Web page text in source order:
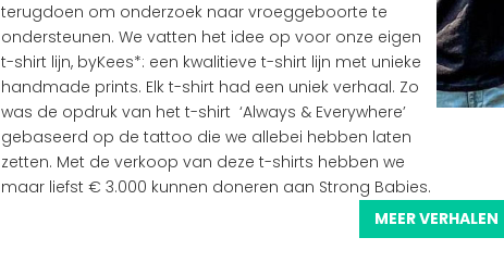
terugdoen om onderzoek naar vroeggeboorte te
ondersteunen. We vatten het idee op voor onze eigen
t-shirt lijn, byKees*: een kwalitieve t-shirt lijn met unieke
handmade prints. Elk t-shirt had een uniek verhaal. Zo
was de opdruk van het t-shirt  ‘Always & Everywhere’
gebaseerd op de tattoo die we allebei hebben laten
zetten. Met de verkoop van deze t-shirts hebben we
maar liefst € 3.000 kunnen doneren aan Strong Babies.
MEER VERHALEN